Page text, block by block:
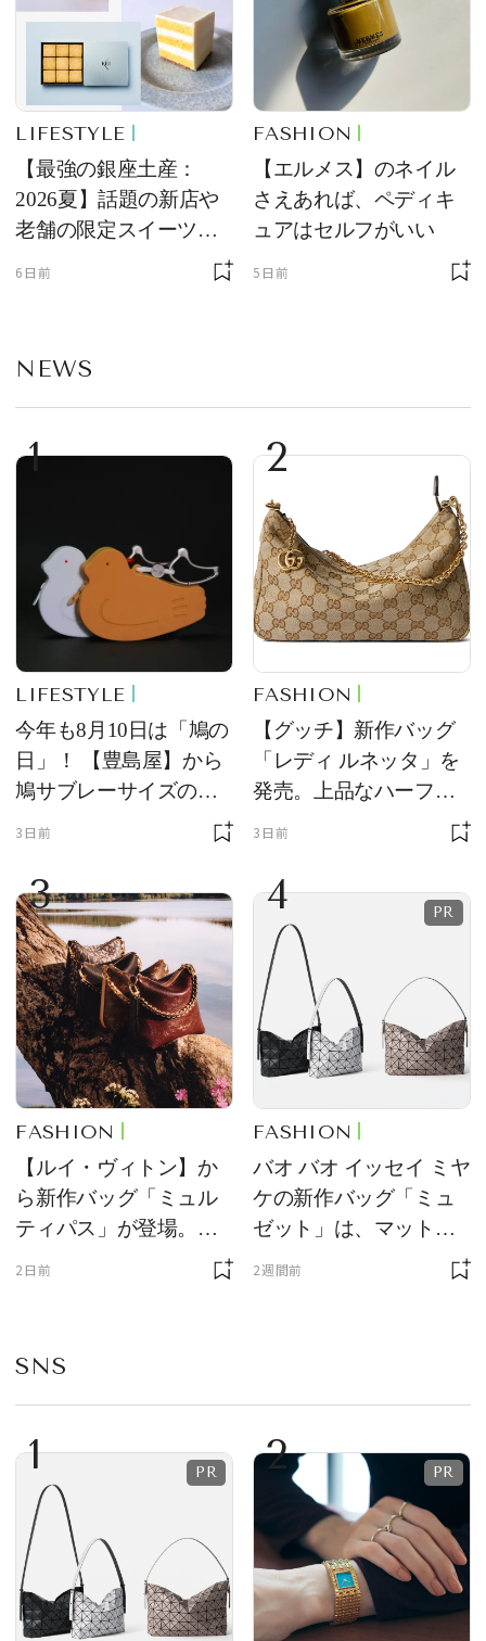
LIFESTYLE
【最強の銀座土産：
2026夏】話題の新店や
老舗の限定スイーツを
ゲット【＃SPURおやつ
6日前
FASHION
【エルメス】のネイル
さえあれば、ペディキ
ュアはセルフがいい
5日前
NEWS
1
LIFESTYLE
今年も8月10日は「鳩の
日」！ 【豊島屋】から
鳩サブレーサイズのポ
ーチ「はとっこ」を限
3日前
2
FASHION
【グッチ】新作バッグ
「レディ ルネッタ」を
発売。上品なハーフム
ーン型がスタイリング
3日前
3
FASHION
【ルイ・ヴィトン】か
ら新作バッグ「ミュル
ティパス」が登場。ミ
ニサイズもラインナッ
2日前
4
FASHION
バオ バオ イッセイ ミヤ
ケの新作バッグ「ミュ
ゼット」は、マットな
2週間前
SNS
1 2